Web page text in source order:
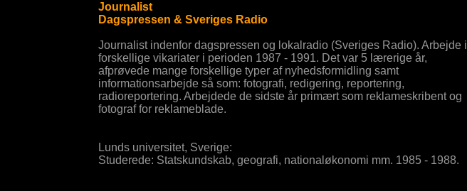
Journalist
Dagspressen & Sveriges Radio
Journalist indenfor dagspressen og lokalradio (Sveriges Radio). Arbejde i
forskellige vikariater i perioden 1987 - 1991. Det var 5 lærerige år,
afprøvede mange forskellige typer af nyhedsformidling samt
informationsarbejde så som: fotografi, redigering, reportering,
radioreportering. Arbejdede de sidste år primært som reklameskribent og
fotograf for reklameblade.
Lunds universitet, Sverige:
Studerede: Statskundskab, geografi, nationaløkonomi mm. 1985 - 1988.